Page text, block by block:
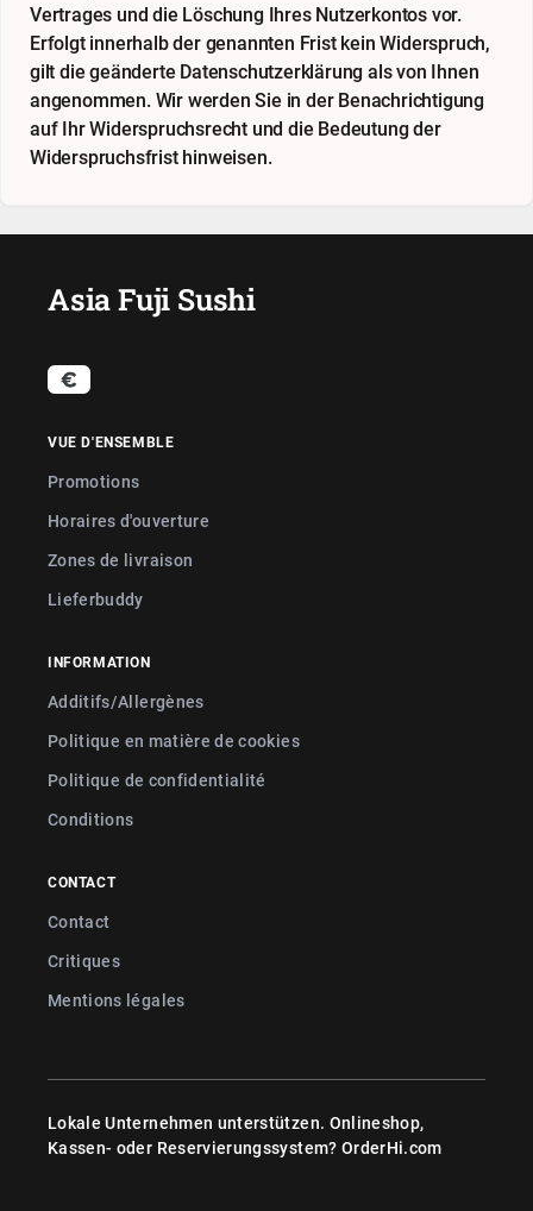
Vertrages und die Löschung Ihres Nutzerkontos vor.
Erfolgt innerhalb der genannten Frist kein Widerspruch,
gilt die geänderte Datenschutzerklärung als von Ihnen
angenommen. Wir werden Sie in der Benachrichtigung
auf Ihr Widerspruchsrecht und die Bedeutung der
Widerspruchsfrist hinweisen.
Asia Fuji Sushi
VUE D'ENSEMBLE
Promotions
Horaires d'ouverture
Zones de livraison
Lieferbuddy
INFORMATION
Additifs/Allergènes
Politique en matière de cookies
Politique de confidentialité
Conditions
CONTACT
Contact
Critiques
Mentions légales
Lokale Unternehmen unterstützen. Onlineshop,
Kassen- oder Reservierungssystem? OrderHi.com